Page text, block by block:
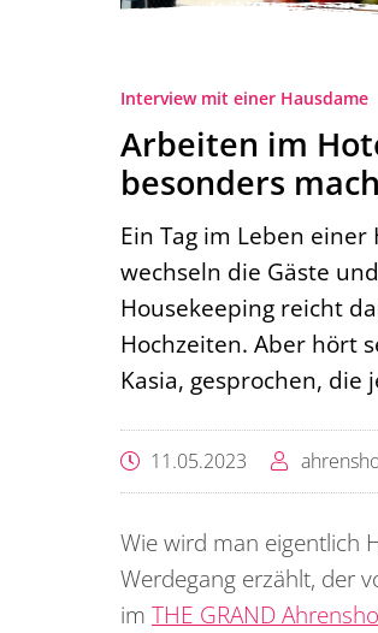
Interview mit einer Hausdame
Arbeiten im
besonders
Ein Tag im Leben
wechseln die Gäste
Housekeeping reicht
Hochzeiten. Aber hört
Kasia, gesprochen, die
11.05.2023
Wie wird man eigentlich
Werdegang erzählt, der
im THE GRAND